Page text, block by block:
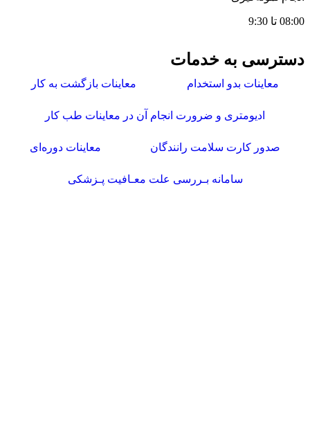
08:00 تا 9:30
دسترسی به خدمات
معاینات بدو استخدام معاینات بازگشت به کار
ادیومتری و ضرورت انجام آن در معاینات طب کار
صدور کارت سلامت رانندگان معاینات دوره‌ای
سامانه بـررسی علت معـافیت پـزشکی